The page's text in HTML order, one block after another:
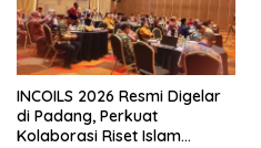
INCOILS 2026 Resmi Digelar
di Padang, Perkuat
Kolaborasi Riset Islam